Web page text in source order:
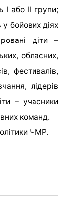
I або II групи;
у бойових діях
діти –
обласних,
фестивалів,
лідерів
– учасники
команд.
ЧМР.